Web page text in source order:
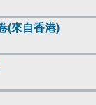
(來自香港)